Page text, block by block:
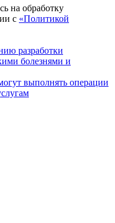
на обработку
с «Политикой
разработки
болезнями и
выполнять операции